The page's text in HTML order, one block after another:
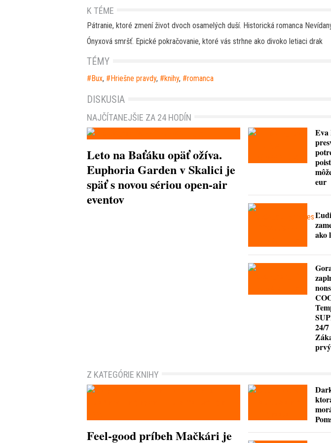
K TÉME
Pátranie, ktoré zmení život dvoch osamelých duší. Historická romanca
Ónyxová smršť. Epické pokračovanie, ktoré vás strhne ako divoko letiaci drak
TÉMY
Bux, Hriešne pravdy, knihy, romanca
DISKUSIA
NAJČÍTANEJŠIE ZA 24 HODÍN
Leto na Baťáku opäť ožíva.
Euphoria Garden v Skalici je
späť s novou sériou open-air
eventov
Eva
eur
ako
24/
Z KATEGÓRIE KNIHY
Feel-good príbeh Mačkári je